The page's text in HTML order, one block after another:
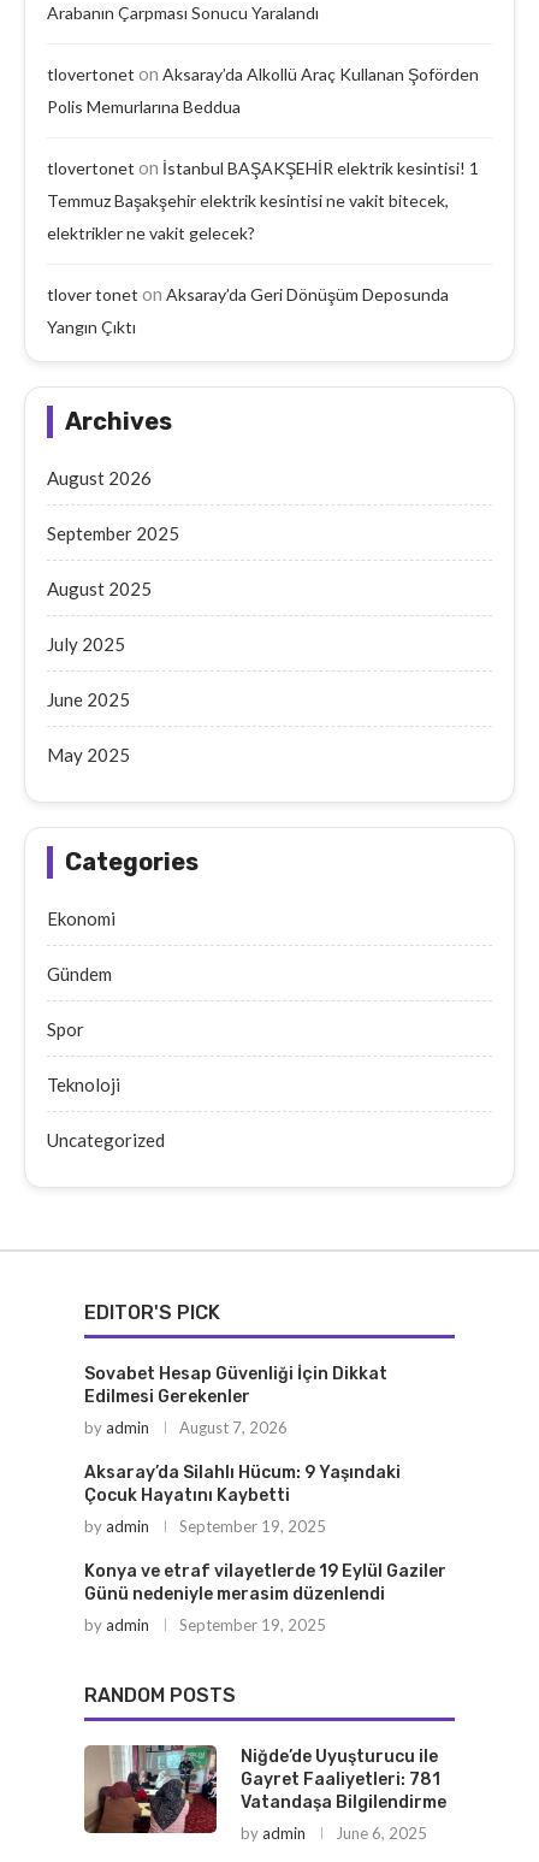
Arabanın Çarpması Sonucu Yaralandı
tlovertonet on Aksaray’da Alkollü Araç Kullanan Şoförden
Polis Memurlarına Beddua
tlovertonet on İstanbul BAŞAKŞEHİR elektrik kesintisi! 1
Temmuz Başakşehir elektrik kesintisi ne vakit bitecek,
elektrikler ne vakit gelecek?
tlover tonet on Aksaray’da Geri Dönüşüm Deposunda
Yangın Çıktı
Archives
August 2026
September 2025
August 2025
July 2025
June 2025
May 2025
Categories
Ekonomi
Gündem
Spor
Teknoloji
Uncategorized
EDITOR'S PICK
Sovabet Hesap Güvenliği İçin Dikkat
Edilmesi Gerekenler
byadmin August 7, 2026
Aksaray’da Silahlı Hücum: 9 Yaşındaki
Çocuk Hayatını Kaybetti
byadmin September 19, 2025
Konya ve etraf vilayetlerde 19 Eylül Gaziler
Günü nedeniyle merasim düzenlendi
byadmin September 19, 2025
RANDOM POSTS
Niğde’de Uyuşturucu ile
Gayret Faaliyetleri: 781
Vatandaşa Bilgilendirme
byadmin June 6, 2025